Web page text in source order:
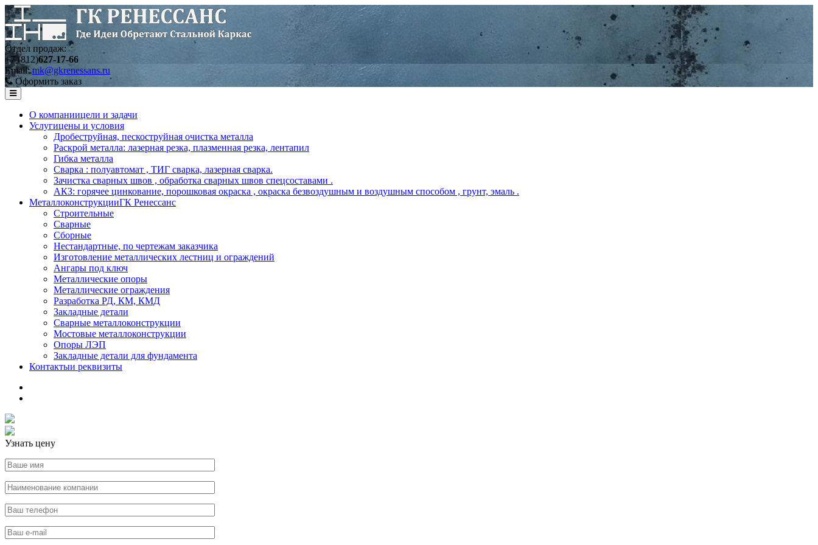
Отдел продаж:
+7 (812)627-17-66
Email:mk@gkrenessans.ru
Оформить заказ
О компаниицели и задачи
Услугицены и условия
Дробеструйная, пескоструйная очистка металла
Раскрой металла: лазерная резка, плазменная резка, лентапил
Гибка металла
Сварка : полуавтомат , ТИГ сварка, лазерная сварка.
Зачистка сварных швов , обработка сварных швов спецсоставами .
АКЗ: горячее цинкование, порошковая окраска , окраска безвоздушным и воздушным способом , грунт, эмаль .
МеталлоконструкцииГК Ренессанс
Строительные
Сварные
Сборные
Нестандартные, по чертежам заказчика
Изготовление металлических лестниц и ограждений
Ангары под ключ
Металлические опоры
Металлические ограждения
Разработка РД, КМ, КМД
Закладные детали
Сварные металлоконструкции
Мостовые металлоконструкции
Опоры ЛЭП
Закладные детали для фундамента
Контактыи реквизиты
Узнать цену